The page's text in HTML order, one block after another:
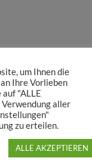
um Ihnen die
Ihre Vorlieben
"ALLE
aller
zu erteilen.
ALLE AKZEPTIEREN